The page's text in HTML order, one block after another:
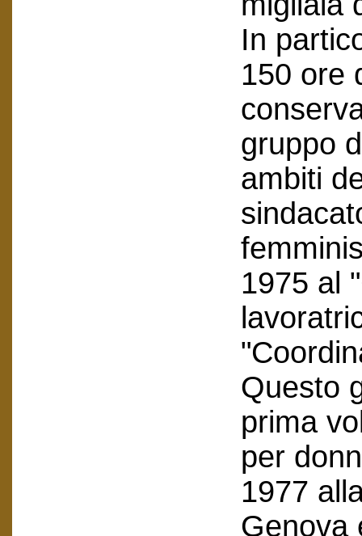
In
150 ore
gruppo
ambiti
1975 al
Questo
prima
per
1977
Genova